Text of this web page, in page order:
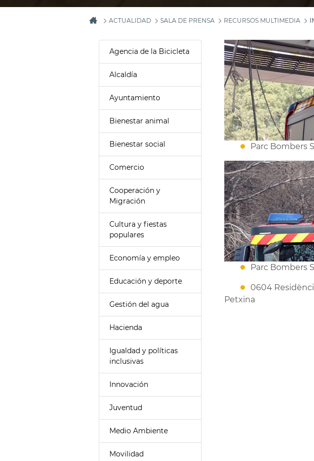
ACTUALIDAD SALA DE PRENSA RECURSOS MULTIMEDIA
Agencia de la Bicicleta
Alcaldía
Ayuntamiento
Bienestar animal
Bienestar social
Comercio
Cooperación y
Migración
Cultura y fiestas
populares
Economía y empleo
Educación y deporte
Gestión del agua
Hacienda
Igualdad y políticas
inclusivas
Innovación
Juventud
Medio Ambiente
Movilidad
Parc Bombers
Parc Bombers
0604
Petxina